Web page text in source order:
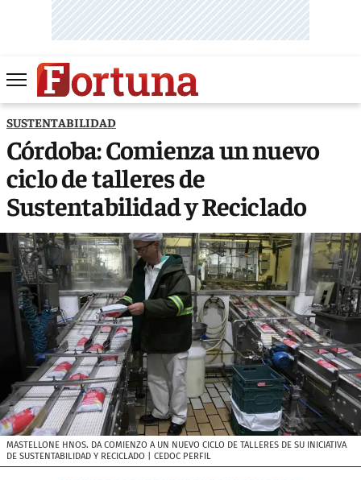
SUSTENTABILIDAD
Córdoba: Comienza un nuevo
ciclo de talleres de
Sustentabilidad y Reciclado
MASTELLONE HNOS. DA COMIENZO A UN NUEVO CICLO DE TALLERES DE SU INICIATIVA
DE SUSTENTABILIDAD Y RECICLADO | CEDOC PERFIL